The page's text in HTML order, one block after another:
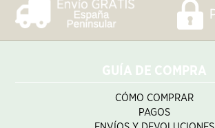
GUÍA DE COMPRA
CÓMO COMPRAR
PAGOS